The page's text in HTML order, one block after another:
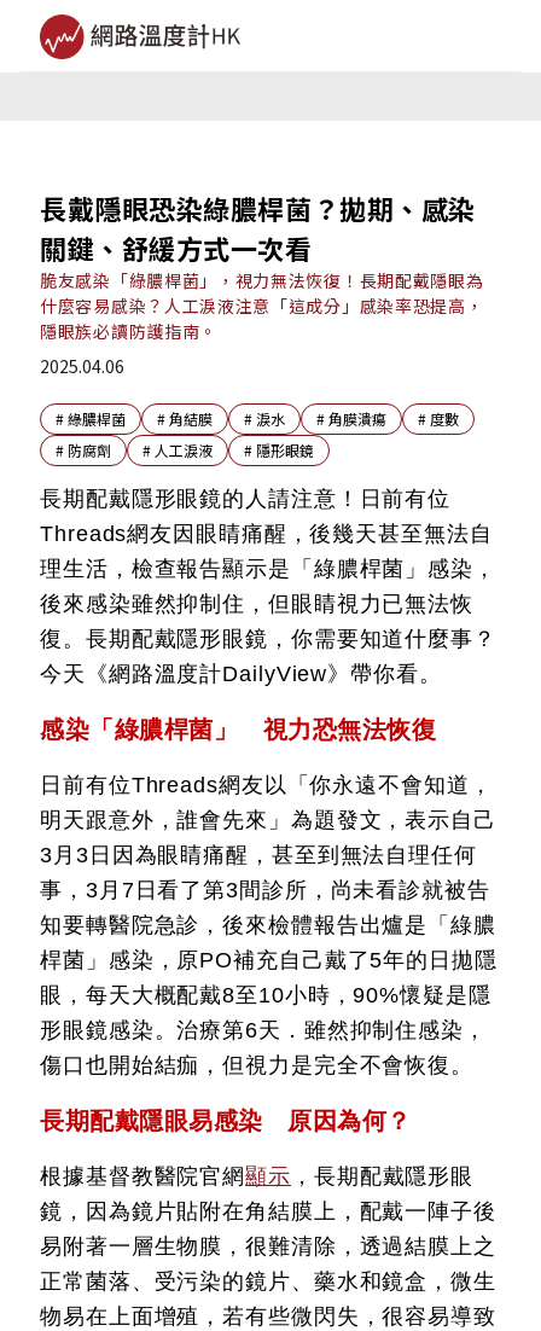
長戴隱眼恐染綠膿桿菌？拋期、感染
關鍵、舒緩方式一次看
脆友感染「綠膿桿菌」，視力無法恢復！長期配戴隱眼為
什麼容易感染？人工淚液注意「這成分」感染率恐提高，
隱眼族必讀防護指南。
2025.04.06
#綠膿桿菌 #角結膜 #淚水 #角膜潰瘍 # 度數
# 防腐劑 # 人工淚液 # 隱形眼鏡
長期配戴隱形眼鏡的人請注意！日前有位
Threads網友因眼睛痛醒，後幾天甚至無法自
理生活，檢查報告顯示是「綠膿桿菌」感染，
後來感染雖然抑制住，但眼睛視力已無法恢
復。長期配戴隱形眼鏡，你需要知道什麼事？
今天《網路溫度計DailyView》帶你看。
感染「綠膿桿菌」 視力恐無法恢復
日前有位Threads網友以「你永遠不會知道，
明天跟意外，誰會先來」為題發文，表示自己
3月3日因為眼睛痛醒，甚至到無法自理任何
事，3月7日看了第3間診所，尚未看診就被告
知要轉醫院急診，後來檢體報告出爐是「綠膿
桿菌」感染，原PO補充自己戴了5年的日拋隱
眼，每天大概配戴8至10小時，90%懷疑是隱
形眼鏡感染。治療第6天．雖然抑制住感染，
傷口也開始結痂，但視力是完全不會恢復。
長期配戴隱眼易感染 原因為何？
根據基督教醫院官網顯示 ，長期配戴隱形眼
鏡，因為鏡片貼附在角結膜上，配戴一陣子後
易附著一層生物膜，很難清除，透過結膜上之
正常菌落、受污染的鏡片、藥水和鏡盒，微生
物易在上面增殖，若有些微閃失，很容易導致